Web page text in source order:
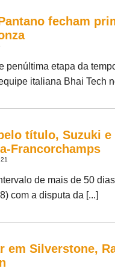
fecham
penúltima etapa da
italiana Bhai Tech
título, Suzuki
Francorchamps
de mais de 50
com a disputa da [...]
em Silverstone,